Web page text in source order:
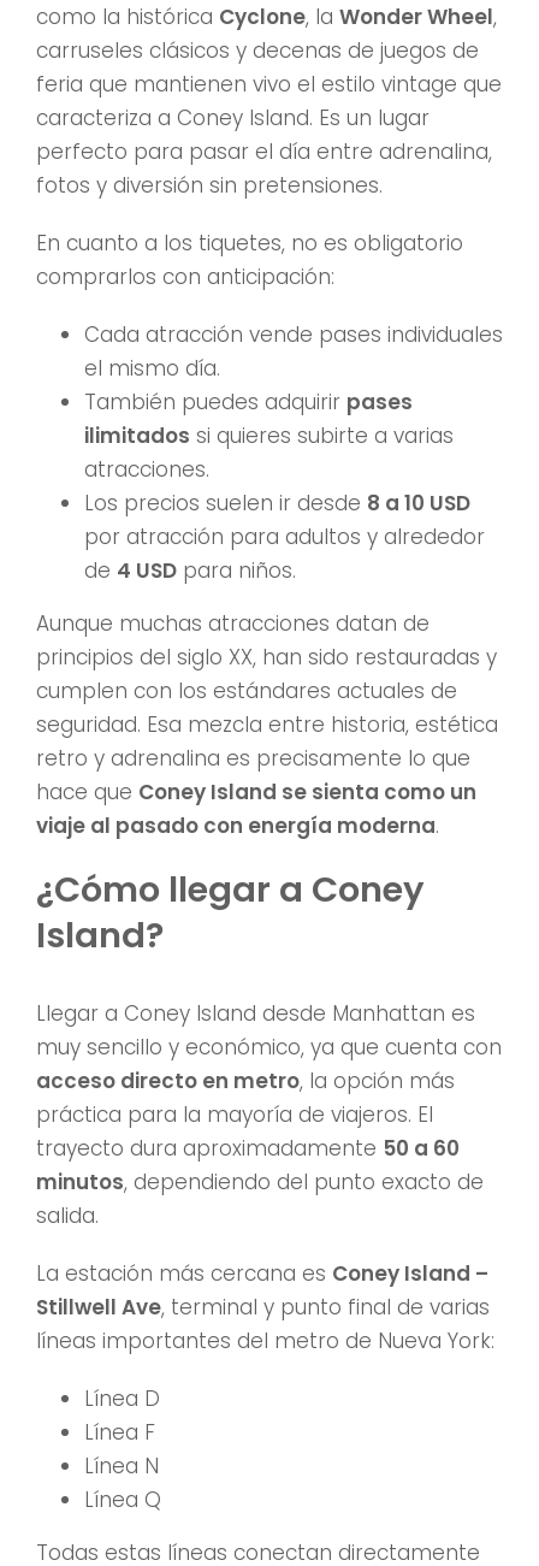
como la histórica Cyclone, la Wonder Wheel,
carruseles clásicos y decenas de juegos de
feria que mantienen vivo el estilo vintage que
caracteriza a Coney Island. Es un lugar
perfecto para pasar el día entre adrenalina,
fotos y diversión sin pretensiones.
En cuanto a los tiquetes, no es obligatorio
comprarlos con anticipación:
Cada atracción vende pases individuales
el mismo día.
También puedes adquirir pases
ilimitados si quieres subirte a varias
atracciones.
Los precios suelen ir desde 8 a 10 USD
por atracción para adultos y alrededor
de 4 USD para niños.
Aunque muchas atracciones datan de
principios del siglo XX, han sido restauradas y
cumplen con los estándares actuales de
seguridad. Esa mezcla entre historia, estética
retro y adrenalina es precisamente lo que
hace que Coney Island se sienta como un
viaje al pasado con energía moderna.
¿Cómo llegar a Coney
Island?
Llegar a Coney Island desde Manhattan es
muy sencillo y económico, ya que cuenta con
acceso directo en metro, la opción más
práctica para la mayoría de viajeros. El
trayecto dura aproximadamente 50 a 60
minutos, dependiendo del punto exacto de
salida.
La estación más cercana es Coney Island –
Stillwell Ave, terminal y punto final de varias
líneas importantes del metro de Nueva York:
Línea D
Línea F
Línea N
Línea Q
Todas estas líneas conectan directamente